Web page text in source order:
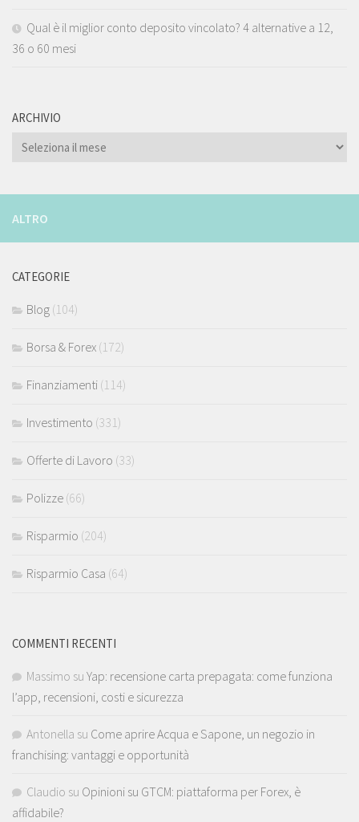
Qual è il miglior conto deposito vincolato? 4 alternative a 12,
36 o 60 mesi
ARCHIVIO
ARCHIVIO
ALTRO
CATEGORIE
Blog (104)
Borsa & Forex (172)
Finanziamenti (114)
Investimento (331)
Offerte di Lavoro (33)
Polizze (66)
Risparmio (204)
Risparmio Casa (64)
COMMENTI RECENTI
Massimo su Yap: recensione carta prepagata: come funziona
l’app, recensioni, costi e sicurezza
Antonella su Come aprire Acqua e Sapone, un negozio in
franchising: vantaggi e opportunità
Claudio su Opinioni su GTCM: piattaforma per Forex, è
affidabile?